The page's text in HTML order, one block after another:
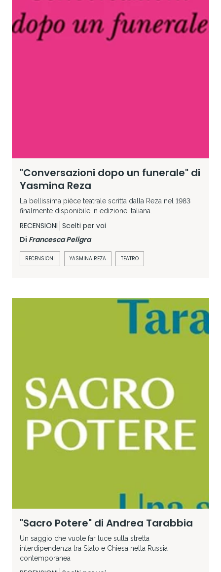
"Conversazioni dopo un funerale" di
Yasmina Reza
La bellissima pièce teatrale scritta dalla Reza nel 1983
finalmente disponibile in edizione italiana.
RECENSIONI Scelti per voi
Di Francesca Peligra
RECENSIONI YASMINA REZA TEATRO
"Sacro Potere" di Andrea Tarabbia
Un saggio che vuole far luce sulla stretta
interdipendenza tra Stato e Chiesa nella Russia
contemporanea